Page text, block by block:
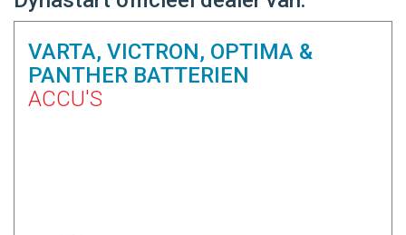
VARTA, VICTRON, OPTIMA &
PANTHER BATTERIEN
ACCU'S